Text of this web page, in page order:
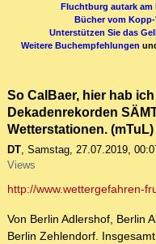
Fluchtburg autark am
Bücher vom
Unterstützen Sie das
Weitere Buchempfehlungen
So CalBaer, hier hab
Dekadenrekorden
Wetterstationen. (mTuL)
DT, Samstag, 27.07.2019,
Views
http://www.wettergefahren-
Von Berlin Adlershof, Berlin
Berlin Zehlendorf.